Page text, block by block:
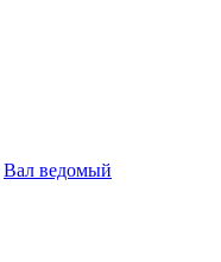
Вал ведомый